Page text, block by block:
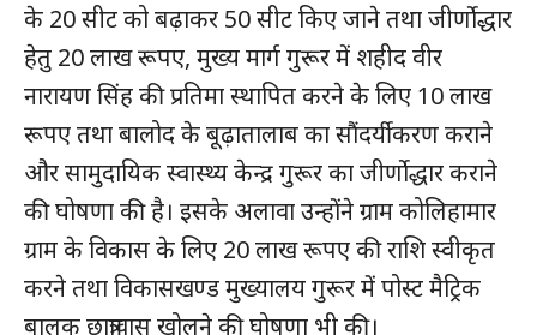
के 20 सीट को बढ़ाकर 50 सीट किए जाने तथा जीर्णाेद्धार
हेतु 20 लाख रूपए, मुख्य मार्ग गुरूर में शहीद वीर
नारायण सिंह की प्रतिमा स्थापित करने के लिए 10 लाख
रूपए तथा बालोद के बूढ़ातालाब का सौंदर्यीकरण कराने
और सामुदायिक स्वास्थ्य केन्द्र गुरूर का जीर्णाेद्धार कराने
की घोषणा की है। इसके अलावा उन्होंने ग्राम कोलिहामार
ग्राम के विकास के लिए 20 लाख रूपए की राशि स्वीकृत
करने तथा विकासखण्ड मुख्यालय गुरूर में पोस्ट मैट्रिक
बालक छात्रावास खोलने की घोषणा भी की।